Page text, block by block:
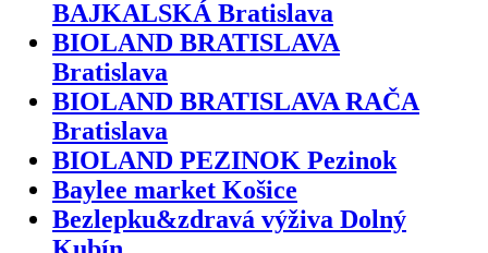
BAJKALSKÁ Bratislava
BIOLAND BRATISLAVA
Bratislava
BIOLAND BRATISLAVA RAČA
Bratislava
BIOLAND PEZINOK Pezinok
Baylee market Košice
Bezlepku&zdravá výživa Dolný